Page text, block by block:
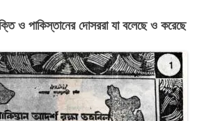
ও পাকিস্তানের দোসররা যা বলেছে ও করেছে